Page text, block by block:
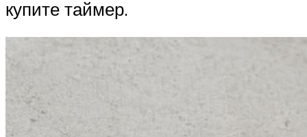
купите таймер.